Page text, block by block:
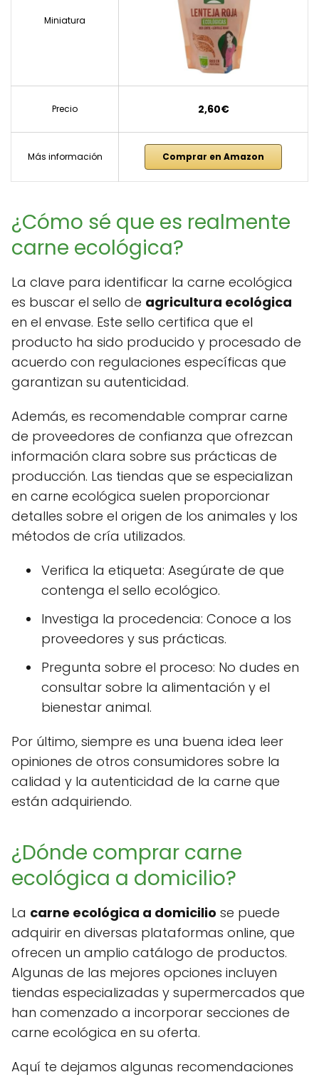
Miniatura
Precio 2,60€
Más información Comprar en Amazon
¿Cómo sé que es realmente
carne ecológica?
La clave para identificar la carne ecológica
es buscar el sello de agricultura ecológica
en el envase. Este sello certifica que el
producto ha sido producido y procesado de
acuerdo con regulaciones específicas que
garantizan su autenticidad.
Además, es recomendable comprar carne
de proveedores de confianza que ofrezcan
información clara sobre sus prácticas de
producción. Las tiendas que se especializan
en carne ecológica suelen proporcionar
detalles sobre el origen de los animales y los
métodos de cría utilizados.
Verifica la etiqueta: Asegúrate de que
contenga el sello ecológico.
Investiga la procedencia: Conoce a los
proveedores y sus prácticas.
Pregunta sobre el proceso: No dudes en
consultar sobre la alimentación y el
bienestar animal.
Por último, siempre es una buena idea leer
opiniones de otros consumidores sobre la
calidad y la autenticidad de la carne que
están adquiriendo.
¿Dónde comprar carne
ecológica a domicilio?
La carne ecológica a domicilio se puede
adquirir en diversas plataformas online, que
ofrecen un amplio catálogo de productos.
Algunas de las mejores opciones incluyen
tiendas especializadas y supermercados que
han comenzado a incorporar secciones de
carne ecológica en su oferta.
Aquí te dejamos algunas recomendaciones